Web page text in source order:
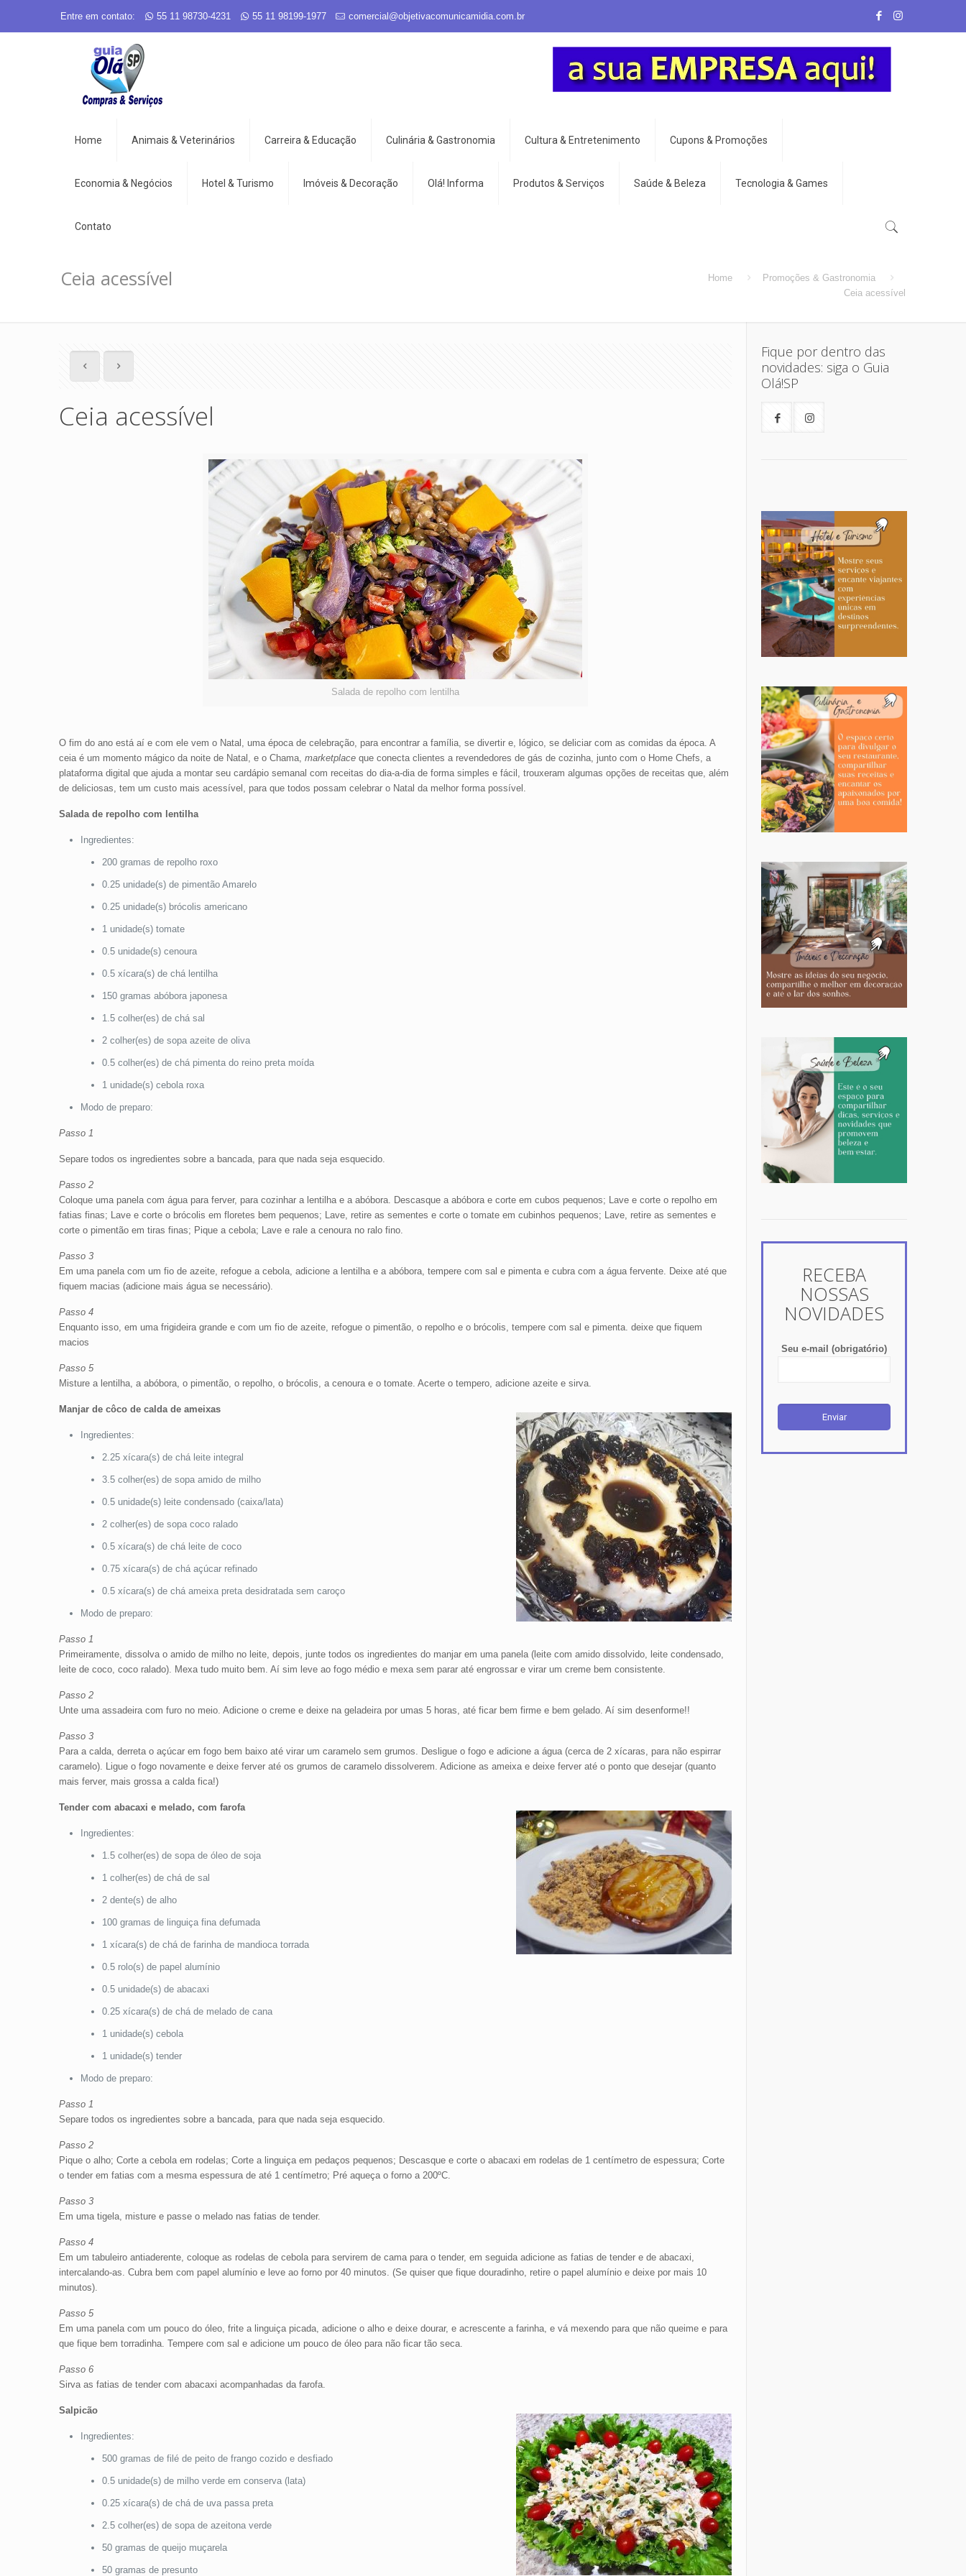
Entre em contato: 55 11 98730-4231 55 11 98199-1977 comercial@objetivacomunicamidia.com.br
Home Animais & Veterinários Carreira & Educação Culinária & Gastronomia Cultura & Entretenimento Cupons & Promoções
Economia & Negócios Hotel & Turismo Imóveis & Decoração Olá! Informa Produtos & Serviços Saúde & Beleza Tecnologia & Games
Contato
Ceia acessível Home
Promoções & Gastronomia
Ceia acessível
Ceia acessível
Salada de repolho com lentilha
O fim do ano está aí e com ele vem o Natal, uma época de celebração, para encontrar a família, se divertir e, lógico, se deliciar com as comidas da época. A
ceia é um momento mágico da noite de Natal, e o Chama, marketplace que conecta clientes a revendedores de gás de cozinha, junto com o Home Chefs, a
plataforma digital que ajuda a montar seu cardápio semanal com receitas do dia-a-dia de forma simples e fácil, trouxeram algumas opções de receitas que, além
de deliciosas, tem um custo mais acessível, para que todos possam celebrar o Natal da melhor forma possível.
Salada de repolho com lentilha
Ingredientes:
200 gramas de repolho roxo
0.25 unidade(s) de pimentão Amarelo
0.25 unidade(s) brócolis americano
1 unidade(s) tomate
0.5 unidade(s) cenoura
0.5 xícara(s) de chá lentilha
150 gramas abóbora japonesa
1.5 colher(es) de chá sal
2 colher(es) de sopa azeite de oliva
0.5 colher(es) de chá pimenta do reino preta moída
1 unidade(s) cebola roxa
Modo de preparo:
Passo 1
Separe todos os ingredientes sobre a bancada, para que nada seja esquecido.
Passo 2
Coloque uma panela com água para ferver, para cozinhar a lentilha e a abóbora. Descasque a abóbora e corte em cubos pequenos; Lave e corte o repolho em
fatias finas; Lave e corte o brócolis em floretes bem pequenos; Lave, retire as sementes e corte o tomate em cubinhos pequenos; Lave, retire as sementes e
corte o pimentão em tiras finas; Pique a cebola; Lave e rale a cenoura no ralo fino.
Passo 3
Em uma panela com um fio de azeite, refogue a cebola, adicione a lentilha e a abóbora, tempere com sal e pimenta e cubra com a água fervente. Deixe até que
fiquem macias (adicione mais água se necessário).
Passo 4
Enquanto isso, em uma frigideira grande e com um fio de azeite, refogue o pimentão, o repolho e o brócolis, tempere com sal e pimenta. deixe que fiquem
macios
Passo 5
Misture a lentilha, a abóbora, o pimentão, o repolho, o brócolis, a cenoura e o tomate. Acerte o tempero, adicione azeite e sirva.
Manjar de côco de calda de ameixas
Ingredientes:
2.25 xícara(s) de chá leite integral
3.5 colher(es) de sopa amido de milho
0.5 unidade(s) leite condensado (caixa/lata)
2 colher(es) de sopa coco ralado
0.5 xícara(s) de chá leite de coco
0.75 xícara(s) de chá açúcar refinado
0.5 xícara(s) de chá ameixa preta desidratada sem caroço
Modo de preparo:
Passo 1
Primeiramente, dissolva o amido de milho no leite, depois, junte todos os ingredientes do manjar em uma panela (leite com amido dissolvido, leite condensado,
leite de coco, coco ralado). Mexa tudo muito bem. Aí sim leve ao fogo médio e mexa sem parar até engrossar e virar um creme bem consistente.
Passo 2
Unte uma assadeira com furo no meio. Adicione o creme e deixe na geladeira por umas 5 horas, até ficar bem firme e bem gelado. Aí sim desenforme!!
Passo 3
Para a calda, derreta o açúcar em fogo bem baixo até virar um caramelo sem grumos. Desligue o fogo e adicione a água (cerca de 2 xícaras, para não espirrar
caramelo). Ligue o fogo novamente e deixe ferver até os grumos de caramelo dissolverem. Adicione as ameixa e deixe ferver até o ponto que desejar (quanto
mais ferver, mais grossa a calda fica!)
Tender com abacaxi e melado, com farofa
Ingredientes:
1.5 colher(es) de sopa de óleo de soja
1 colher(es) de chá de sal
2 dente(s) de alho
100 gramas de linguiça fina defumada
1 xícara(s) de chá de farinha de mandioca torrada
0.5 rolo(s) de papel alumínio
0.5 unidade(s) de abacaxi
0.25 xícara(s) de chá de melado de cana
1 unidade(s) cebola
1 unidade(s) tender
Modo de preparo:
Passo 1
Separe todos os ingredientes sobre a bancada, para que nada seja esquecido.
Passo 2
Pique o alho; Corte a cebola em rodelas; Corte a linguiça em pedaços pequenos; Descasque e corte o abacaxi em rodelas de 1 centímetro de espessura; Corte
o tender em fatias com a mesma espessura de até 1 centímetro; Pré aqueça o forno a 200ºC.
Passo 3
Em uma tigela, misture e passe o melado nas fatias de tender.
Passo 4
Em um tabuleiro antiaderente, coloque as rodelas de cebola para servirem de cama para o tender, em seguida adicione as fatias de tender e de abacaxi,
intercalando-as. Cubra bem com papel alumínio e leve ao forno por 40 minutos. (Se quiser que fique douradinho, retire o papel alumínio e deixe por mais 10
minutos).
Passo 5
Em uma panela com um pouco do óleo, frite a linguiça picada, adicione o alho e deixe dourar, e acrescente a farinha, e vá mexendo para que não queime e para
que fique bem torradinha. Tempere com sal e adicione um pouco de óleo para não ficar tão seca.
Passo 6
Sirva as fatias de tender com abacaxi acompanhadas da farofa.
Salpicão
Ingredientes:
500 gramas de filé de peito de frango cozido e desfiado
0.5 unidade(s) de milho verde em conserva (lata)
0.25 xícara(s) de chá de uva passa preta
2.5 colher(es) de sopa de azeitona verde
50 gramas de queijo muçarela
50 gramas de presunto
Fique por dentro das
novidades: siga o Guia
Olá!SP
RECEBA
NOSSAS
NOVIDADES
Seu e-mail (obrigatório)